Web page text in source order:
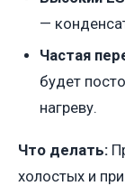
—
Частая
будет
нагреву.
Что делать:
холостых и